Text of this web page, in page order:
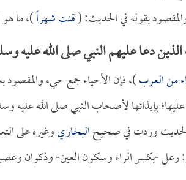
بقوله في الحديث: (قنت شهراً)، ما
دعا عليهم النبي صلى الله عليه
من العرب)، فإن الأحياء جمع حي، والمقصود
بإيذائها لأصحاب النبي صلى الله عليه
الحديث وردت في صحيحالبخاريوغيره على
-بكسر الراء وسكون العين- وذكوان وعصية